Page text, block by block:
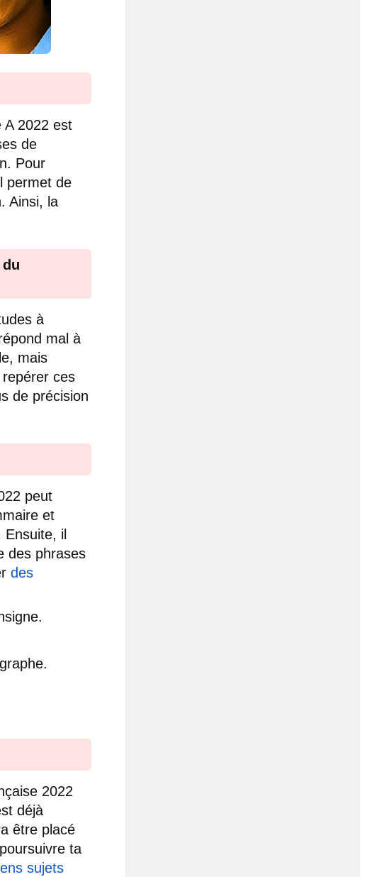
A 2022 est
de
Pour
permet de
Ainsi, la
à
mal à
mais
repérer ces
de précision
peut
et
Ensuite, il
des phrases
des
2022
déjà
être placé
ta
sujets